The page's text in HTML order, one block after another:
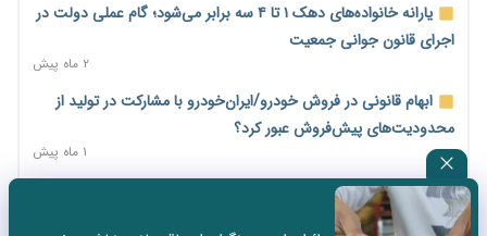
مرحله سیزدهم کالابرگ در سایه تورم؛ قدرت خرید یارانه یک‌میلیونی
۱۴ مرداد؛ اولین «روز ملی کارفرما» در تقویم رسمی ایران/«روز ملی
کارفرما» چگونه به تقویم رسمی کشور رسید؟
۲ روز پیش
سکه در یک قدمی ۱۸۵ میلیون تومان
یارانه خانواده‌های دهک ۱ تا ۴ سه برابر می‌شود؛ گام عملی دولت در
اجرای قانون جوانی جمعیت
۲ ماه پیش
ابهام قانونی در فروش خودرو/ایران‌خودرو با مشارکت در تولید از
محدودیت‌های پیش‌فروش عبور کرد؟
۱ ماه پیش
سه نماد جدید اخزا در فرابورس پذیرش شد